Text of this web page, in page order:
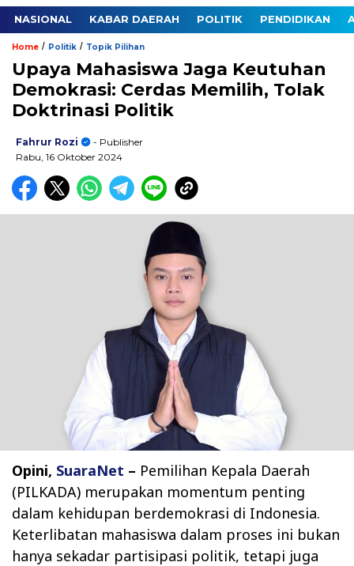
NASIONAL KABAR DAERAH POLITIK PENDIDIKAN
Home / Politik / Topik Pilihan
Upaya Mahasiswa Jaga Keutuhan
Demokrasi: Cerdas Memilih, Tolak
Doktrinasi Politik
Fahrur Rozi
- Publisher
Rabu, 16 Oktober 2024
Opini, SuaraNet – Pemilihan Kepala Daerah
(PILKADA) merupakan momentum penting
dalam kehidupan berdemokrasi di Indonesia.
Keterlibatan mahasiswa dalam proses ini bukan
hanya sekadar partisipasi politik, tetapi juga